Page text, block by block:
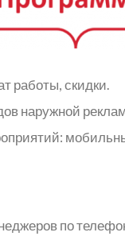
работы, скидки.
наружной
по